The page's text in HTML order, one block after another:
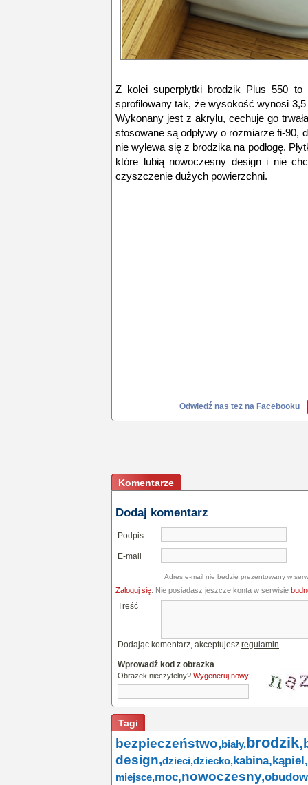
Z kolei superpłytki brodzik Plus 550
sprofilowany tak, że wysokość wynosi
Wykonany jest z akrylu, cechuje go
stosowane są odpływy o rozmiarze fi-90,
nie wylewa się z brodzika na podłogę.
które lubią nowoczesny design i nie
czyszczenie dużych powierzchni.
Odwiedź nas też na Facebooku
Komentarze
Dodaj komentarz
Podpis
E-mail
Adres e-mail nie bedzie prezentowany w
Zaloguj się . Nie posiadasz jeszcze konta w serwisie
Treść
Dodając komentarz, akceptujesz regulamin.
Wprowadź kod z obrazka
Obrazek nieczytelny? Wygeneruj nowy
Tagi
bezpieczeństwo,biały, brodzik,
design,dzieci,dziecko,kabina, kąpiel,
miejsce,moc,nowoczesny,